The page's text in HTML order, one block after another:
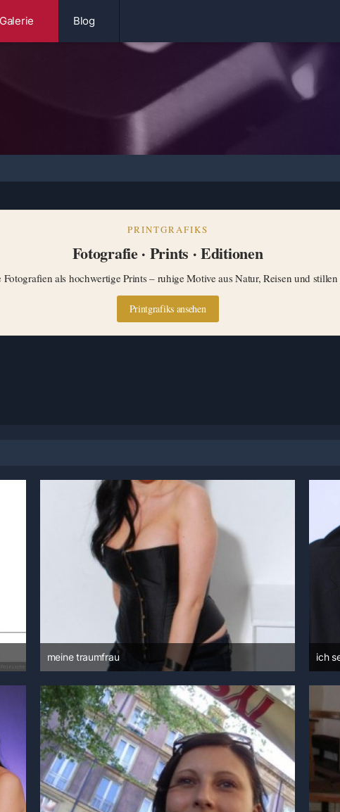
Galerie Blog
PRINTGRAFIKS
Fotografie · Prints · Editionen
Fotografien als hochwertige Prints – ruhige Motive aus Natur, Reisen und
Printgrafiks ansehen
meine traumfrau
10. Juni 2009 um 14:59
ich